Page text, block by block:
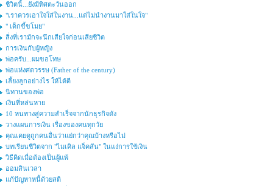
ชีวิตนี้...ยังมีทิศตะวันออก
"เราควรเอาใจใส่ในงาน...แต่ไม่นำงานมาใส่ในใจ"
" เด็กขี้ขโมย"
สิ่งที่เรามักจะนึกเสียใจก่อนเสียชีวิต
การเงินกับผู้หญิง
พ่อครับ...ผมขอโทษ
พ่อแห่งศตวรรษ (Father of the century)
เลี้ยงลูกอย่างไร ให้ได้ดี
นิทานของพ่อ
เงินที่หล่นหาย
10 หนทางสู่ความสำเร็จจากนักธุรกิจดัง
วางแผนการเงิน เรื่องของคนทุกวัย
คุณเคยดูถูกคนอื่นว่าแย่กว่าคุณบ้างหรือไม่
บทเรียนชีวิตจาก "ไมเคิล แจ็คสัน" ในแง่การใช้เงิน
วิธีคิดเมื่อต้องเป็นผู้แพ้
ออมสินเวลา
แก้ปัญหาหนี้ด้วยสติ